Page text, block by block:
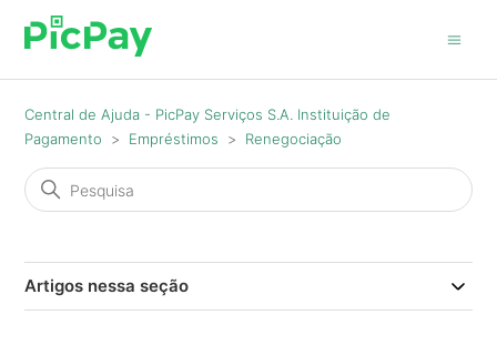
Central de Ajuda - PicPay Serviços S.A. Instituição de
Pagamento
Empréstimos Renegociação
Artigos nessa seção